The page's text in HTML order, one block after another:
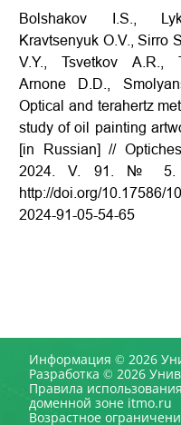
Bolshakov I.S.,
Kravtsenyuk O.V., Sirro
V.Y., Tsvetkov A.R.,
Arnone D.D.,
Optical and terahertz
study of oil painting
[in Russian] //
2024. V. 91. № 5.
http://doi.org/10.17586/
2024-91-05-54-65
Информация © 2026
Разработка © 2026
Правила
доменной зоне itmo.ru
Возрастное